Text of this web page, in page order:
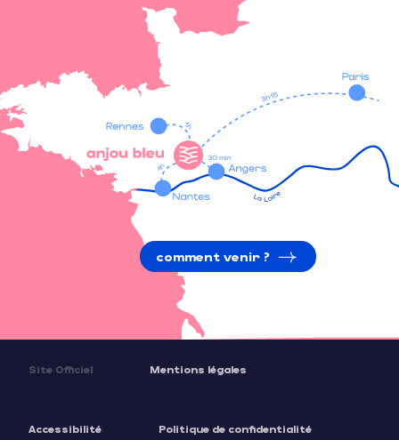
comment venir ?
Site Officiel Mentions légales
Accessibilité Politique de confidentialité